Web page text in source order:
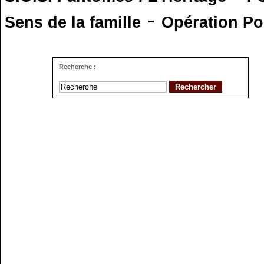
Sens de la famille - Opération
Recherche :